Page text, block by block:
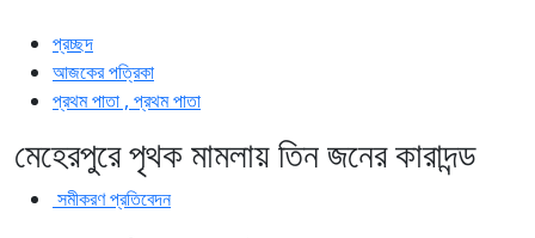
প্রচ্ছদ
আজকের পত্রিকা
প্রথম পাতা , প্রথম পাতা
মেহেরপুরে পৃথক মামলায় তিন জনের কারাদন্ড
সমীকরণ প্রতিবেদন